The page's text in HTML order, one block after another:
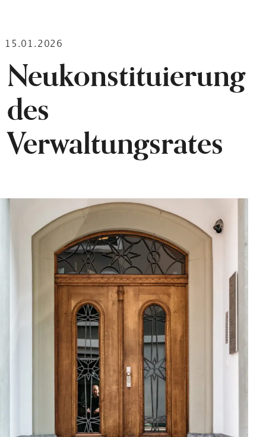
Neukonstituierung
des
Verwaltungsrates
15.01.2026